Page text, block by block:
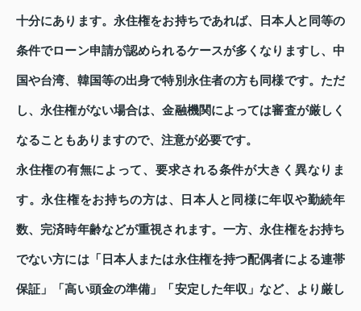
十分にあります。永住権をお持ちであれば、日本人と同等の
条件でローン申請が認められるケースが多くなりますし、中
国や台湾、韓国等の出身で特別永住者の方も同様です。ただ
し、永住権がない場合は、金融機関によっては審査が厳しく
なることもありますので、注意が必要です。
永住権の有無によって、要求される条件が大きく異なりま
す。永住権をお持ちの方は、日本人と同様に年収や勤続年
数、完済時年齢などが重視されます。一方、永住権をお持ち
でない方には「日本人または永住権を持つ配偶者による連帯
保証」「高い頭金の準備」「安定した年収」など、より厳し